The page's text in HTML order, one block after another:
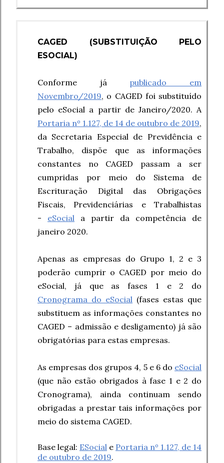
CAGED (SUBSTITUIÇÃO PELO
ESOCIAL)
Conforme já publicado em
Novembro/2019, o CAGED foi substituído
pelo eSocial a partir de Janeiro/2020. A
Portaria nº 1.127, de 14 de outubro de 2019,
da Secretaria Especial de Previdência e
Trabalho, dispõe que as informações
constantes no CAGED passam a ser
cumpridas por meio do Sistema de
Escrituração Digital das Obrigações
Fiscais, Previdenciárias e Trabalhistas
- eSocial a partir da competência de
janeiro 2020.
Apenas as empresas do Grupo 1, 2 e 3
poderão cumprir o CAGED por meio do
eSocial, já que as fases 1 e 2 do
Cronograma do eSocial (fases estas que
substituem as informações constantes no
CAGED – admissão e desligamento) já são
obrigatórias para estas empresas.
As empresas dos grupos 4, 5 e 6 do eSocial
(que não estão obrigados à fase 1 e 2 do
Cronograma), ainda continuam sendo
obrigadas a prestar tais informações por
meio do sistema CAGED.
Base legal: ESocial e Portaria nº 1.127, de 14
de outubro de 2019.